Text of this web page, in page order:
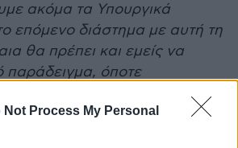
Not Process My Personal
ακόμα τα Υπουργικά
επόμενο διάστημα με αυτή τη
θα πρέπει και εμείς να
παράδειγμα, όποτε
συνθήκες συγχρωτισμού και
χώρους να φοράμε τη μάσκα